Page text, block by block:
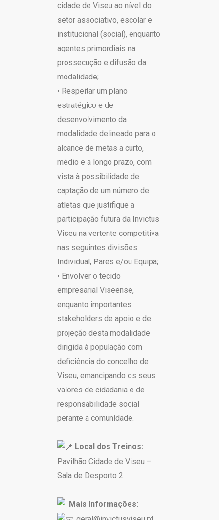
cidade de Viseu ao nível do
setor associativo, escolar e
institucional (social), enquanto
agentes primordiais na
prossecução e difusão da
modalidade;
• Respeitar um plano
estratégico e de
desenvolvimento da
modalidade delineado para o
alcance de metas a curto,
médio e a longo prazo, com
vista à possibilidade de
captação de um número de
atletas que justifique a
participação futura da Invictus
Viseu na vertente competitiva
nas seguintes divisões:
Individual, Pares e/ou Equipa;
• Envolver o tecido
empresarial Viseense,
enquanto importantes
stakeholders de apoio e de
projeção desta modalidade
dirigida à população com
deficiência do concelho de
Viseu, emancipando os seus
valores de cidadania e de
responsabilidade social
perante a comunidade.
Local dos Treinos:
Pavilhão Cidade de Viseu –
Sala de Desporto 2
Mais Informações: